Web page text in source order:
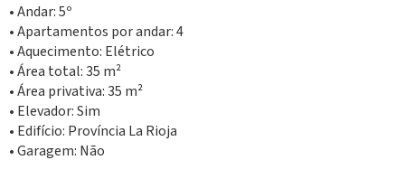
• Andar: 5º
• Apartamentos por andar: 4
• Aquecimento: Elétrico
• Área total: 35 m²
• Área privativa: 35 m²
• Elevador: Sim
• Edifício: Província La Rioja
• Garagem: Não